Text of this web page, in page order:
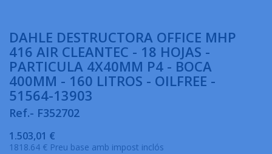
DAHLE DESTRUCTORA OFFICE MHP
416 AIR CLEANTEC - 18 HOJAS -
PARTICULA 4X40MM P4 - BOCA
400MM - 160 LITROS - OILFREE -
51564-13903
Ref.- F352702
1.503,01 €
1818.64 € Preu base amb impost inclós